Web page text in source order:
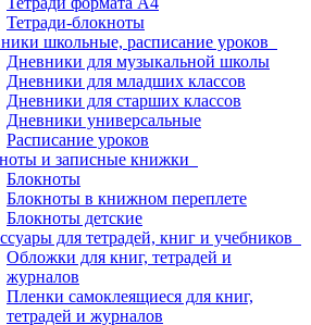
Тетради-блокноты
школьные, расписание уроков
Дневники для музыкальной школы
Дневники для младших классов
Дневники для старших классов
Дневники универсальные
Расписание уроков
и записные книжки
Блокноты
Блокноты в книжном переплете
Блокноты детские
для тетрадей, книг и учебников
Обложки для книг, тетрадей и
журналов
Пленки самоклеящиеся для книг,
тетрадей и журналов